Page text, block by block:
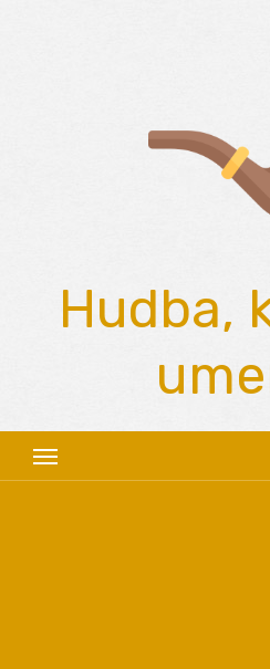
Hudba,